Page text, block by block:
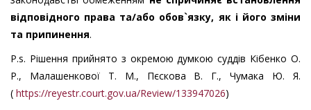
відповідного права та/або обов`язку, як і його зміни
та припинення.
P.s. Рішення прийнято з окремою думкою суддів Кібенко О.
Р., Малашенкової Т. М., Пєскова В. Г., Чумака Ю. Я.
( https://reyestr.court.gov.ua/Review/133947026)